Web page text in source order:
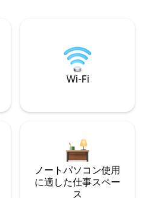
Wi-Fi
ノートパソコン使用
に適した仕事スペー
ス